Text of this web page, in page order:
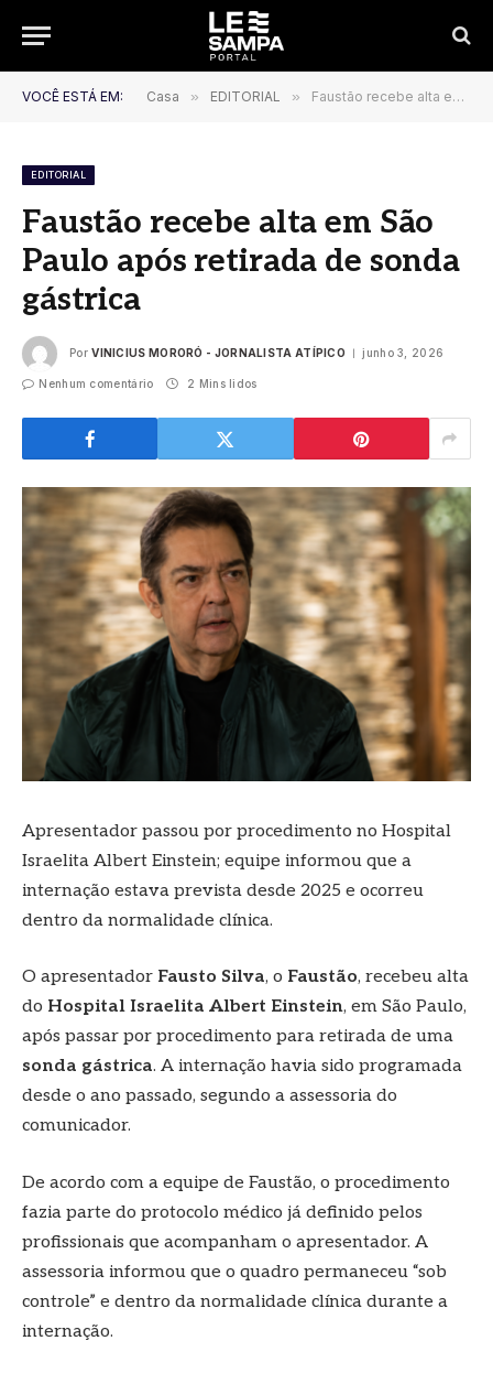
VOCÊ ESTÁ EM: Casa » EDITORIAL » Faustão recebe alta em São Paulo após retirada de sonda gástrica
EDITORIAL
Faustão recebe alta em São
Paulo após retirada de sonda
gástrica
Por VINICIUS MORORÓ - JORNALISTA ATÍPICO junho 3, 2026
Nenhum comentário 2 Mins lidos
Apresentador passou por procedimento no Hospital
Israelita Albert Einstein; equipe informou que a
internação estava prevista desde 2025 e ocorreu
dentro da normalidade clínica.
O apresentador Fausto Silva, o Faustão, recebeu alta
do Hospital Israelita Albert Einstein, em São Paulo,
após passar por procedimento para retirada de uma
sonda gástrica. A internação havia sido programada
desde o ano passado, segundo a assessoria do
comunicador.
De acordo com a equipe de Faustão, o procedimento
fazia parte do protocolo médico já definido pelos
profissionais que acompanham o apresentador. A
assessoria informou que o quadro permaneceu “sob
controle” e dentro da normalidade clínica durante a
internação.